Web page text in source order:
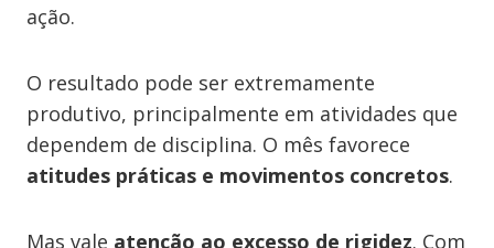
ação.
O resultado pode ser extremamente
produtivo, principalmente em atividades que
dependem de disciplina. O mês favorece
atitudes práticas e movimentos concretos.
Mas vale atenção ao excesso de rigidez. Com